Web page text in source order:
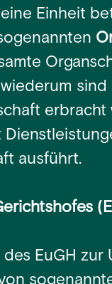
Einheit
wiederum sind
erbracht
ausführt.
EuGH zur